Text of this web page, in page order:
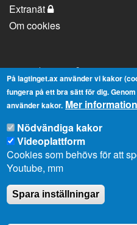
Extranät
Om cookies
Kontaktuppgifter
Strandgatan 37, AX-
Telefonnummer:
+358 18 25000
E-
post:
info@lagtinget.ax
Fler:
Kontakta lagtingets
På lagtinget.ax använder vi kakor
fungera på ett bra sätt för dig.
använder kakor. Mer information
Nödvändiga kakor
Videoplattform
Cookies som behövs för att
Youtube, mm
Spara inställningar